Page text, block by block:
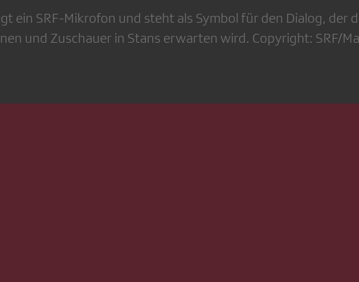
ein SRF-Mikrofon und steht als Symbol für den Dialog, der
und Zuschauer in Stans erwarten wird. Copyright: SRF/